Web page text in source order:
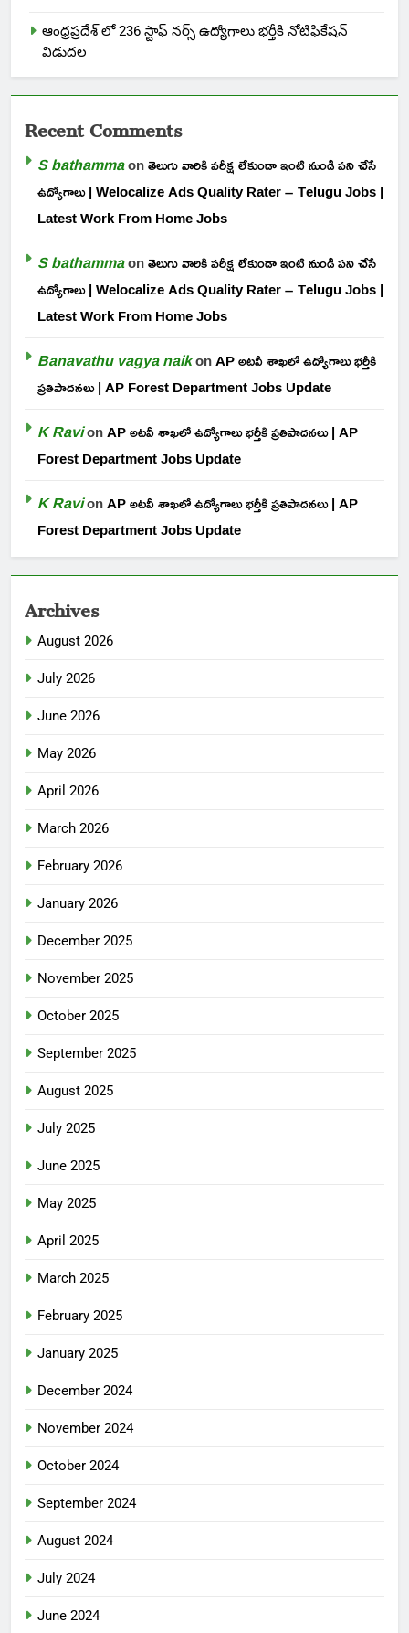
ఆంధ్రప్రదేశ్ లో 236 స్టాఫ్ నర్స్ ఉద్యోగాలు భర్తీకి నోటిఫికేషన్
విడుదల
Recent Comments
S bathammaonతెలుగు వారికి పరీక్ష లేకుండా ఇంటి నుండి పని చేసే
ఉద్యోగాలు | Welocalize Ads Quality Rater – Telugu Jobs |
Latest Work From Home Jobs
S bathammaonతెలుగు వారికి పరీక్ష లేకుండా ఇంటి నుండి పని చేసే
ఉద్యోగాలు | Welocalize Ads Quality Rater – Telugu Jobs |
Latest Work From Home Jobs
Banavathu vagya naikonAP అటవీ శాఖలో ఉద్యోగాలు భర్తీకి
ప్రతిపాదనలు | AP Forest Department Jobs Update
K RavionAP అటవీ శాఖలో ఉద్యోగాలు భర్తీకి ప్రతిపాదనలు | AP
Forest Department Jobs Update
K RavionAP అటవీ శాఖలో ఉద్యోగాలు భర్తీకి ప్రతిపాదనలు | AP
Forest Department Jobs Update
Archives
August 2026
July 2026
June 2026
May 2026
April 2026
March 2026
February 2026
January 2026
December 2025
November 2025
October 2025
September 2025
August 2025
July 2025
June 2025
May 2025
April 2025
March 2025
February 2025
January 2025
December 2024
November 2024
October 2024
September 2024
August 2024
July 2024
June 2024